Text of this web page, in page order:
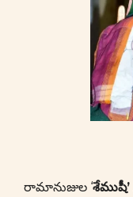
రామానుజుల ‘శేముషీ’